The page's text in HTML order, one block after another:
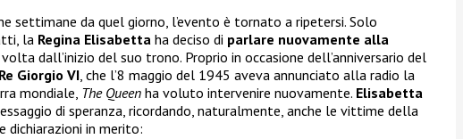
settimane da quel giorno, l’evento è tornato a ripetersi. Solo
la Regina Elisabetta ha deciso di parlare nuovamente alla
dall’inizio del suo trono. Proprio in occasione dell’anniversario del
Re Giorgio VI, che l’8 maggio del 1945 aveva annunciato alla radio la
mondiale, The Queen ha voluto intervenire nuovamente. Elisabetta
di speranza, ricordando, naturalmente, anche le vittime della
dichiarazioni in merito: